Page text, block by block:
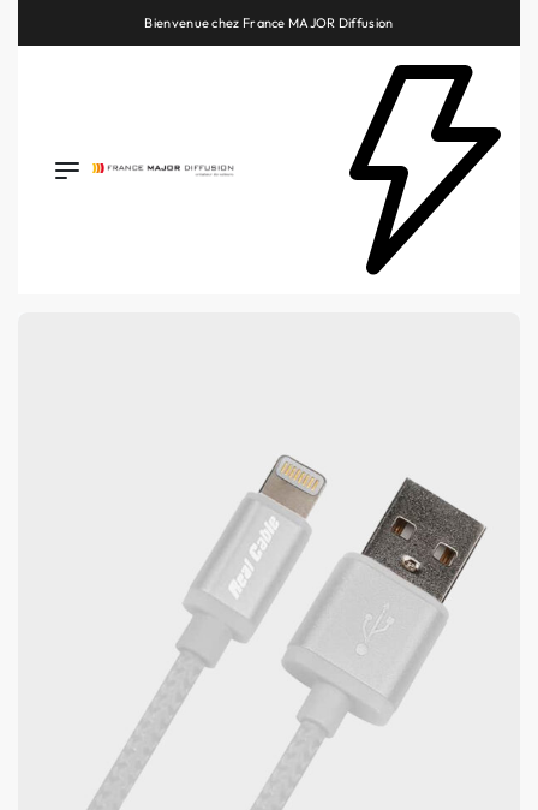
Retrouvez les plus belles marques de la HiFi, de l’intégration et du Home Cinéma